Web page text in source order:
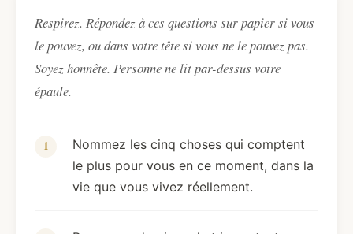
Respirez. Répondez à ces questions sur papier si vous
le pouvez, ou dans votre tête si vous ne le pouvez pas.
Soyez honnête. Personne ne lit par-dessus votre
épaule.
Nommez les cinq choses qui comptent
le plus pour vous en ce moment, dans la
vie que vous vivez réellement.